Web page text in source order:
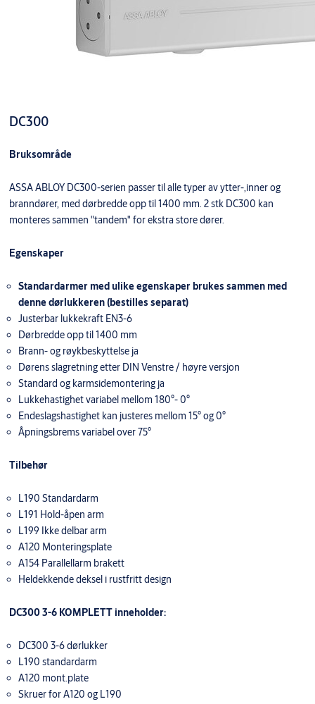
DC300
Bruksområde
ASSA ABLOY DC300-serien passer til alle typer av ytter-,inner og
branndører, med dørbredde opp til 1400 mm. 2 stk DC300 kan
monteres sammen "tandem" for ekstra store dører.
Egenskaper
Standardarmer med ulike egenskaper brukes sammen med
denne dørlukkeren (bestilles separat)
Justerbar lukkekraft EN3-6
Dørbredde opp til 1400 mm
Brann- og røykbeskyttelse ja
Dørens slagretning etter DIN Venstre / høyre versjon
Standard og karmsidemontering ja
Lukkehastighet variabel mellom 180°- 0°
Endeslagshastighet kan justeres mellom 15° og 0°
Åpningsbrems variabel over 75°
Tilbehør
L190 Standardarm
L191 Hold-åpen arm
L199 Ikke delbar arm
A120 Monteringsplate
A154 Parallellarm brakett
Heldekkende deksel i rustfritt design
DC300 3-6 KOMPLETT inneholder:
DC300 3-6 dørlukker
L190 standardarm
A120 mont.plate
Skruer for A120 og L190